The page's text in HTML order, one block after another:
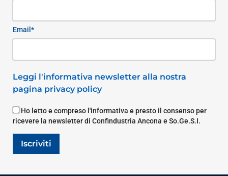
Email*
Leggi l'informativa newsletter alla nostra
pagina privacy policy
Ho letto e compreso l'informativa e presto il consenso per
ricevere la newsletter di Confindustria Ancona e So.Ge.S.I.
Iscriviti